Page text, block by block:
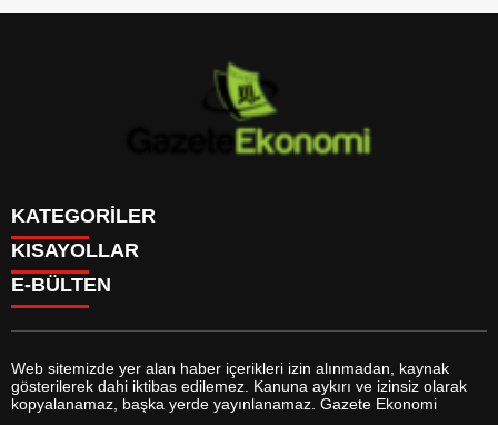
KATEGORİLER
GÜNDEM
DÜNYA
SİYASET
MAGAZİN
SAĞLIK
EĞİTİM
YAŞAM
KISAYOLLAR
BURÇLAR
FİKSTÜR
FİRMA EKLE
FİRMA REHBERİ
E-BÜLTEN
gazeteekonomi.com e-bültenine abone olarak, tarafınıza haber,
Web sitemizde yer alan haber içerikleri izin alınmadan, kaynak
gösterilerek dahi iktibas edilemez. Kanuna aykırı ve izinsiz olarak
kopyalanamaz, başka yerde yayınlanamaz. Gazete Ekonomi